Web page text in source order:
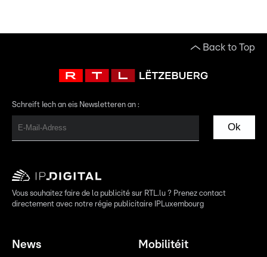
Back to Top
Schreift Iech an eis Newsletteren an :
Ok
Vous souhaitez faire de la publicité sur RTL.lu ? Prenez contact
directement avec notre régie publicitaire IPLuxembourg
News Mobilitéit